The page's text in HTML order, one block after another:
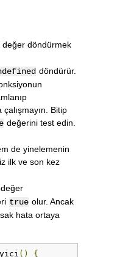
değer döndürmek
döndürür.
çalışmayın. Bitip
değerini test edin.
de yinelemenin
ilk ve son kez
true olur. Ancak
hata ortaya
() {